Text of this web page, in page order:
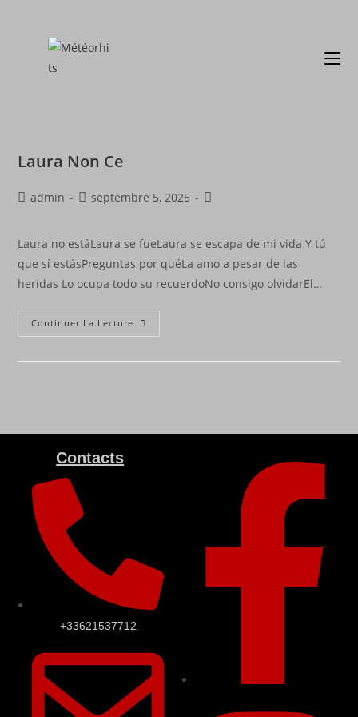
Laura Non Ce
admin septembre 5, 2025
Laura no estáLaura se fueLaura se escapa de mi vida Y tú
que sí estásPreguntas por quéLa amo a pesar de las
heridas Lo ocupa todo su recuerdoNo consigo olvidarEl…
Continuer La Lecture
Contacts
+33621537712